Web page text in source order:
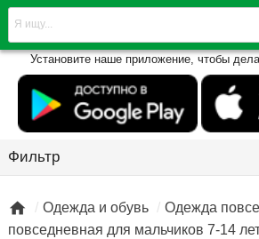
Установите наше приложение, чтобы
Фильтр
 Одежда и обувь Одежда
повседневная для мальчиков 7-14